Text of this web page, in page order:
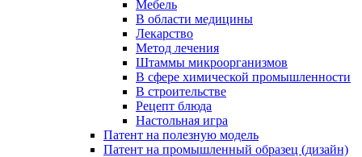
Мебель
В области медицины
Лекарство
Метод лечения
Штаммы микроорганизмов
В сфере химической промышленности
В строительстве
Рецепт блюда
Настольная игра
Патент на полезную модель
Патент на промышленный образец (дизайн)